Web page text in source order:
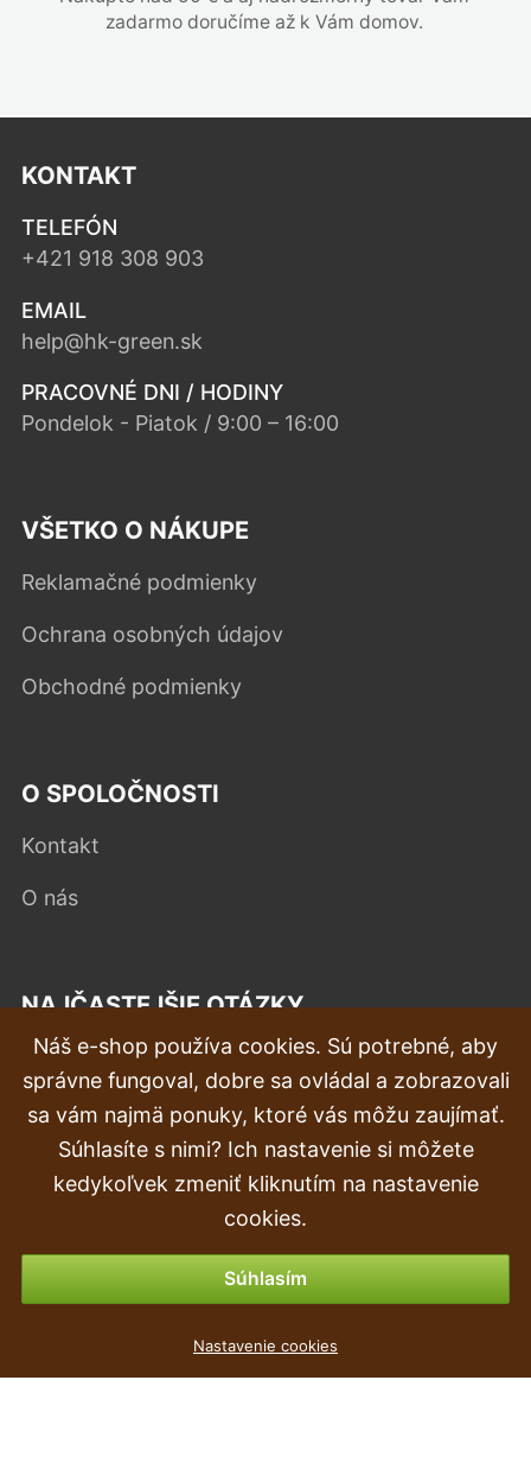
zadarmo doručíme až k Vám domov.
KONTAKT
TELEFÓN
+421 918 308 903
EMAIL
help@hk-green.sk
PRACOVNÉ DNI / HODINY
Pondelok - Piatok / 9:00 – 16:00
VŠETKO O NÁKUPE
Reklamačné podmienky
Ochrana osobných údajov
Obchodné podmienky
O SPOLOČNOSTI
Kontakt
O nás
NAJČASTEJŠIE OTÁZKY
Reklamácia
Doprava a doručenie
Objednávka
Vrátenie tovaru & vrátenie peňazí
Náš e-shop používa cookies. Sú potrebné, aby
správne fungoval, dobre sa ovládal a zobrazovali
sa vám najmä ponuky, ktoré vás môžu zaujímať.
Súhlasíte s nimi? Ich nastavenie si môžete
kedykoľvek zmeniť kliknutím na nastavenie
cookies.
Súhlasím
Nastavenie cookies